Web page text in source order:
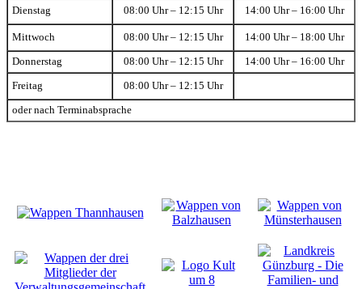
Dienstag 08:00 Uhr – 12:15 Uhr 14:00 Uhr – 16:00 Uhr
Mittwoch 08:00 Uhr – 12:15 Uhr 14:00 Uhr – 18:00 Uhr
Donnerstag 08:00 Uhr – 12:15 Uhr 14:00 Uhr – 16:00 Uhr
Freitag 08:00 Uhr – 12:15 Uhr
oder nach Terminabsprache